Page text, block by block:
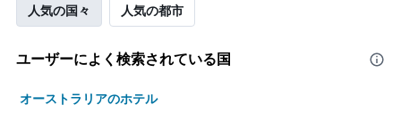
人気の国々 人気の都市
ユーザーによく検索されている国
オーストラリアのホテル